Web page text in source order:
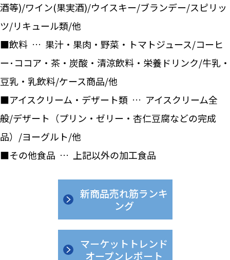
酒等)/ワイン(果実酒)/ウイスキー/ブランデー/スピリッ
ツ/リキュール類/他
■飲料 … 果汁・果肉・野菜・トマトジュース/コーヒ
ー･ココア・茶・炭酸・清涼飲料・栄養ドリンク/牛乳・
豆乳・乳飲料/ケース商品/他
■アイスクリーム・デザート類 … アイスクリーム全
般/デザート（プリン・ゼリー・杏仁豆腐などの完成
品）/ヨーグルト/他
■その他食品 … 上記以外の加工食品
新商品売れ筋ランキ
ング
マーケットトレンド
オープンレポート